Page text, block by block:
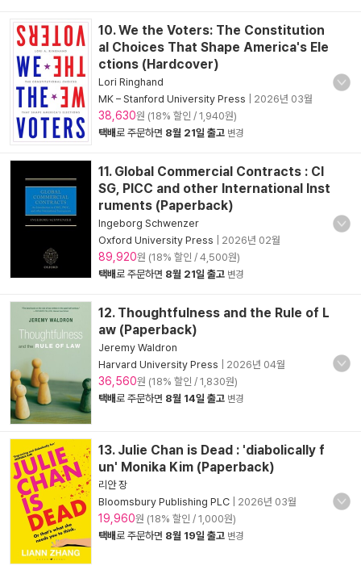
10. We the Voters: The Constitution
al Choices That Shape America's Ele
ctions (Hardcover)
Lori Ringhand
MK – Stanford University Press
2026년 03월
38,630원 (18% 할인 / 1,940원)
택배로 주문하면 8월 21일 출고 변경
11. Global Commercial Contracts : CI
SG, PICC and other International Inst
ruments (Paperback)
Ingeborg Schwenzer
Oxford University Press
2026년 02월
89,920원 (18% 할인 / 4,500원)
택배로 주문하면 8월 21일 출고 변경
12. Thoughtfulness and the Rule of L
aw (Paperback)
Jeremy Waldron
Harvard University Press
2026년 04월
36,560원 (18% 할인 / 1,830원)
택배로 주문하면 8월 14일 출고 변경
13. Julie Chan is Dead : 'diabolically f
un' Monika Kim (Paperback)
리안 장
Bloomsbury Publishing PLC
2026년 03월
19,960원 (18% 할인 / 1,000원)
택배로 주문하면 8월 19일 출고 변경